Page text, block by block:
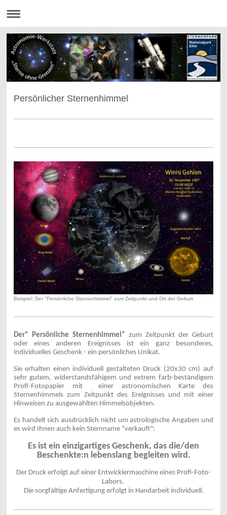
Persönlicher Sternenhimmel
Beispiel: Der "Persönliche Sternenhimmel" zum Zeitpunkt und Ort der Geburt
Der" Persönliche Sternenhimmel“ zum Zeitpunkt der Geburt
oder eines anderen Ereignisses ist ein ganz besonderes,
individuelles Geschenk - ein persönliches Unikat.
Sie erhalten einen individuell gestalteten Druck (20x30 cm) auf
sehr gutem, widerstandsfähigem und extrem farb-beständigem
Profi-Fotopapier mit einer astronomischen Karte des
Sternenhimmels zum Zeitpunkt des Ereignisses und mit einer
Hinweisen zu ausgewählten Himmelsobjekten.
Es handelt sich ausdrücklich nicht um astrologische Angaben und
es wird Ihnen auch kein Sternname "verkauft":
Es ist ein einzigartiges Geschenk, das die/den
Beschenkte:n lebenslang begleiten wird.
Der Druck erfolgt auf einer Entwicklermaschine eines Profi-Foto-
Labors.
Die sorgfältige Anfertigung erfolgt in Handarbeit individuell.